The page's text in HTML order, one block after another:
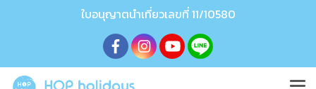
ใบอนุญาตนำเที่ยวเลขที่ 11/10580